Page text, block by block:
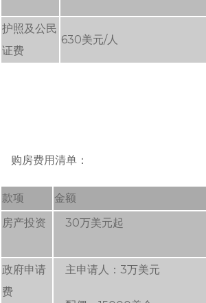
护照及公民
证费
630美元/人
购房费用清单：
款项 金额
房产投资
30万美元起
政府申请
费
主申请人：3万美元